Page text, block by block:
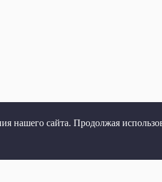
нашего сайта. Продолжая